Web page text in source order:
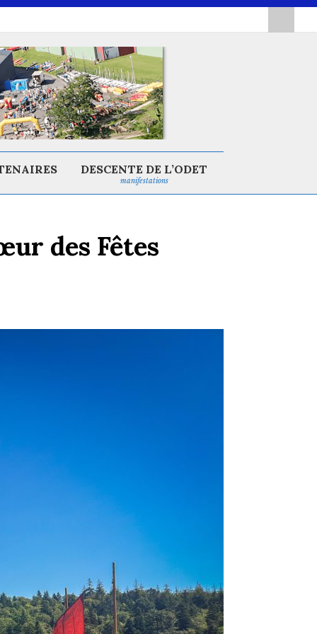
manifestations
DESCENTE DE L’ODET
des Fêtes